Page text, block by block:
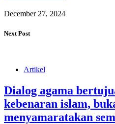
December 27, 2024
Next Post
Artikel
Dialog agama
kebenaran islam,
menyamaratakan